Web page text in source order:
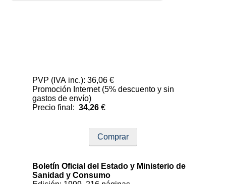
PVP (IVA inc.): 36,06 €
Promoción Internet (5% descuento y sin
gastos de envío)
Precio final: 34,26 €
Comprar
Boletín Oficial del Estado y Ministerio de
Sanidad y Consumo